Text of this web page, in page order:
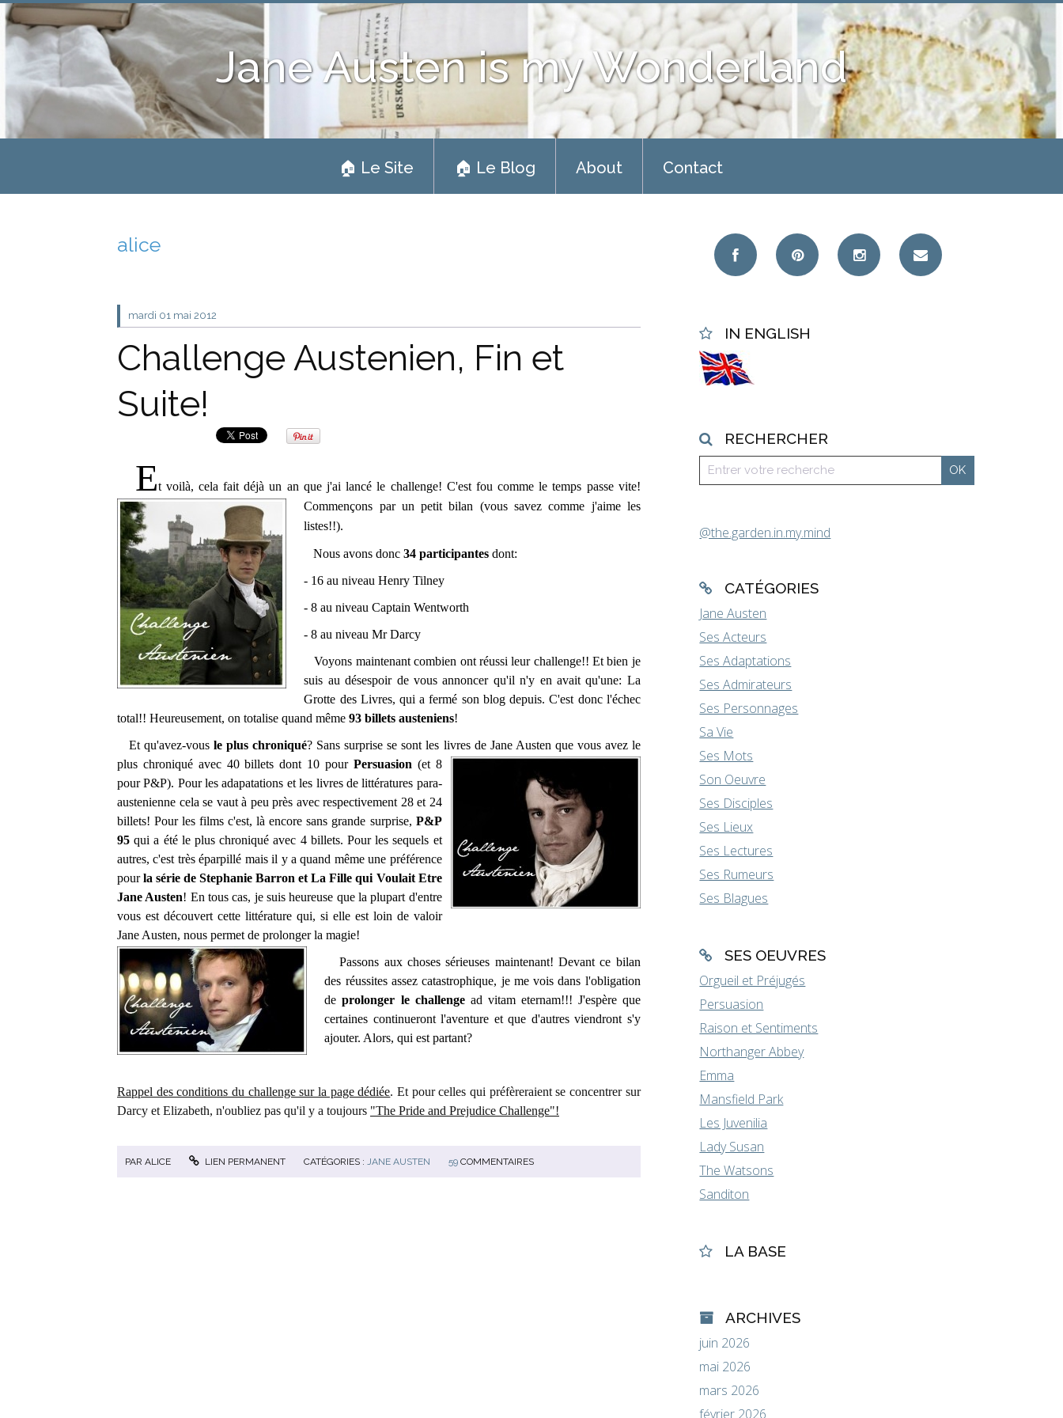
Jane Austen is my Wonderland
🏠 Le Site 🏠 Le Blog About Contact
alice
mardi 01 mai 2012
Challenge Austenien, Fin et
Suite!
Et voilà, cela fait déjà un an que j'ai lancé le challenge! C'est foucomme le temps passe vite!
Commençons par un petit bilan (vous savez comme j'aime les
listes!!).
Nous avons donc34 participantes dont:
- 16 au niveau Henry Tilney
- 8 au niveau Captain Wentworth
- 8 au niveau Mr Darcy
Voyons maintenant combien ont réussi leur challenge!! Et bien je
suis au désespoir de vous annoncer qu'il n'y en avait qu'une: La
Grotte des Livres, qui a fermé son blog depuis. C'est donc l'échec
total!! Heureusement, on totalise quand même 93 billets austeniens!
Et qu'avez-vousle plus chroniqué? Sans surprise se sont les livres deJane Austen que vous avez le
plus chroniqué avec 40 billets dont 10 pour Persuasion (et 8
pour P&P). Pour les adapatations et les livres de littératures para-
austenienne cela se vaut à peu près avec respectivement 28 et 24
billets! Pour les films c'est, là encore sans grande surprise, P&P
95qui a été le plus chroniqué avec 4 billets. Pour les sequels et
autres, c'est très éparpillé mais il y a quand même une préférence
pourla série de Stephanie Barron et La Fille qui Voulait Etre
Jane Austen! En tous cas, je suis heureuse que la plupart d'entre
vous est découvert cette littérature qui, si elle est loin de valoir
Jane Austen, nous permet de prolonger la magie!
Passons aux choses sérieuses maintenant! Devant ce bilan
des réussites assez catastrophique, je me vois dans l'obligation
deprolonger le challengead vitam eternam!!! J'espère que
certaines continueront l'aventure et que d'autres viendront s'y
ajouter. Alors, qui est partant?
Rappel des conditions du challenge sur la page dédiée. Et pour celles qui préfèreraient se concentrer sur
Darcy et Elizabeth, n'oubliez pas qu'il y a toujours "The Pride and Prejudice Challenge"!
PAR ALICE LIEN PERMANENT CATÉGORIES : JANE AUSTEN 59 COMMENTAIRES
IN ENGLISH
RECHERCHER
@the.garden.in.my.mind
CATÉGORIES
Jane Austen
Ses Acteurs
Ses Adaptations
Ses Admirateurs
Ses Personnages
Sa Vie
Ses Mots
Son Oeuvre
Ses Disciples
Ses Lieux
Ses Lectures
Ses Rumeurs
Ses Blagues
SES OEUVRES
Orgueil et Préjugés
Persuasion
Raison et Sentiments
Northanger Abbey
Emma
Mansfield Park
Les Juvenilia
Lady Susan
The Watsons
Sanditon
LA BASE
ARCHIVES
juin 2026
mai 2026
mars 2026
février 2026